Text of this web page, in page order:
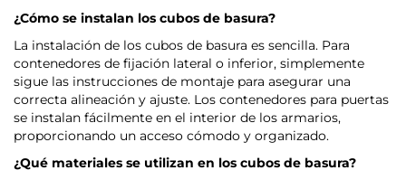
¿Cómo se instalan los cubos de basura?
La instalación de los cubos de basura es sencilla. Para
contenedores de fijación lateral o inferior, simplemente
sigue las instrucciones de montaje para asegurar una
correcta alineación y ajuste. Los contenedores para puertas
se instalan fácilmente en el interior de los armarios,
proporcionando un acceso cómodo y organizado.
¿Qué materiales se utilizan en los cubos de basura?